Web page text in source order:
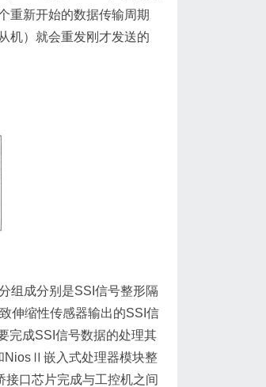
重新开始的数据传输周期
机）就会重发刚才发送的
组成分别是SSI信号整形隔
伸缩性传感器输出的SSI信
完成SSI信号数据的处理其
NiosⅡ嵌入式处理器模块整
口芯片完成与工控机之间